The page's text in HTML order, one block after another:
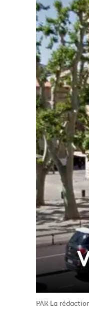
La